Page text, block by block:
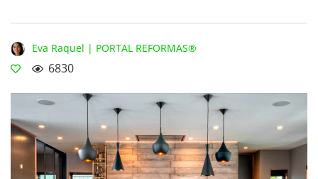
Eva Raquel | PORTAL REFORMAS®
6830